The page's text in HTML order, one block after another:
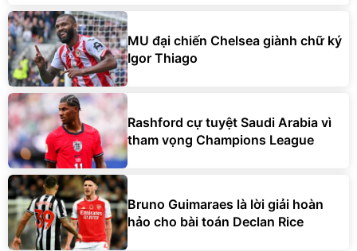
MU đại chiến Chelsea giành chữ ký
Igor Thiago
Rashford cự tuyệt Saudi Arabia vì
tham vọng Champions League
Bruno Guimaraes là lời giải hoàn
hảo cho bài toán Declan Rice